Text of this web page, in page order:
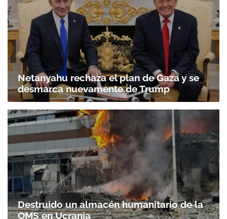
Netanyahu rechaza el plan de Gaza y se
desmarca nuevamente de Trump
Destruido un almacén humanitario de la
OMS en Ucrania